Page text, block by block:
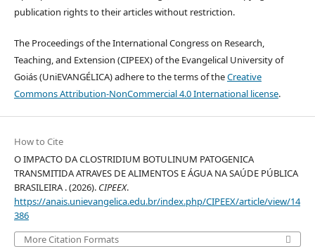
publication rights to their articles without restriction.
The Proceedings of the International Congress on Research,
Teaching, and Extension (CIPEEX) of the Evangelical University of
Goiás (UniEVANGÉLICA) adhere to the terms of theCreative
Commons Attribution-NonCommercial 4.0 International license.
How to Cite
O IMPACTO DA CLOSTRIDIUM BOTULINUM PATOGENICA
TRANSMITIDA ATRAVES DE ALIMENTOS E ÁGUA NA SAÚDE PÚBLICA
BRASILEIRA . (2026). CIPEEX.
https://anais.unievangelica.edu.br/index.php/CIPEEX/article/view/14
386
More Citation Formats